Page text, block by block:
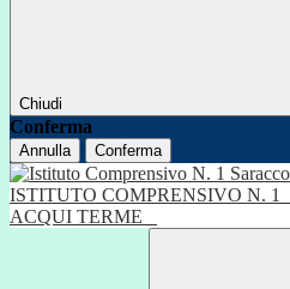
Chiudi
Conferma
Annulla Conferma
ISTITUTO COMPRENSIVO N. 1
ACQUI TERME